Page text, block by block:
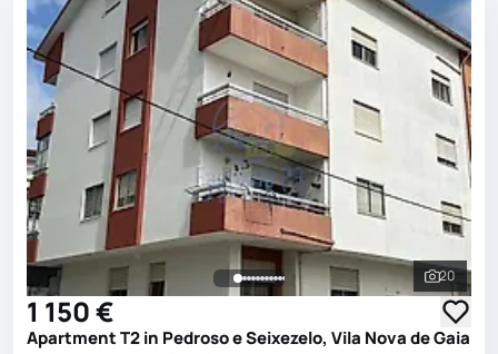
See all
20
1 150 €
Apartment T2 in Pedroso e Seixezelo, Vila Nova de Gaia